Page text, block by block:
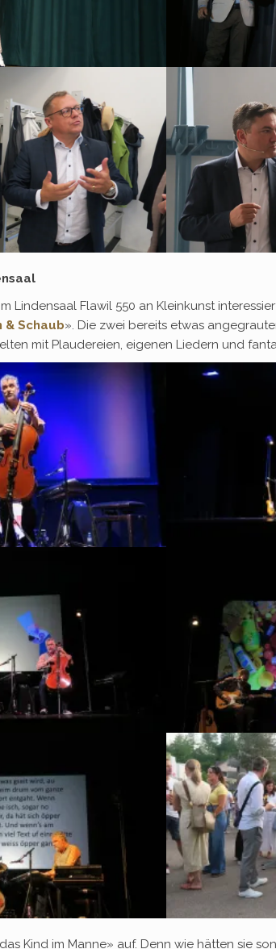
Lindensaal Flawil 550 an Kleinkunst
& Schaub». Die zwei bereits etwas
mit Plaudereien, eigenen Liedern und
Kind im Manne» auf. Denn wie hätten sie